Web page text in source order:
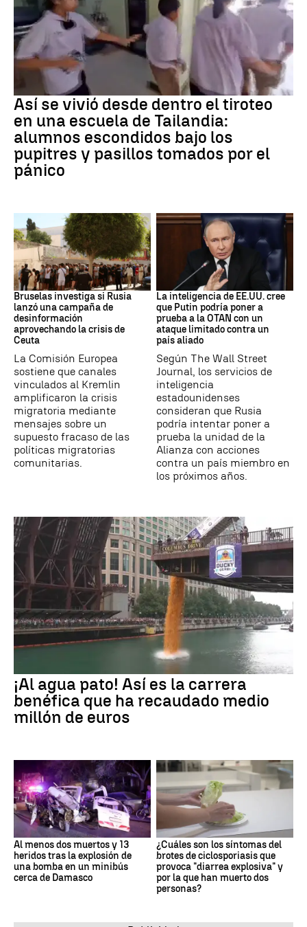
Así se vivió desde dentro el tiroteo
en una escuela de Tailandia:
alumnos escondidos bajo los
pupitres y pasillos tomados por el
pánico
Desinformación rusa
Bruselas investiga si Rusia
lanzó una campaña de
desinformación
aprovechando la crisis de
Ceuta
La Comisión Europea
sostiene que canales
vinculados al Kremlin
amplificaron la crisis
migratoria mediante
mensajes sobre un
supuesto fracaso de las
políticas migratorias
comunitarias.
OTAN
La inteligencia de EE.UU. cree
que Putin podría poner a
prueba a la OTAN con un
ataque limitado contra un
país aliado
Según The Wall Street
Journal, los servicios de
inteligencia
estadounidenses
consideran que Rusia
podría intentar poner a
prueba la unidad de la
Alianza con acciones
contra un país miembro en
los próximos años.
¡Al agua pato! Así es la carrera
benéfica que ha recaudado medio
millón de euros
Al menos dos muertos y 13
heridos tras la explosión de
una bomba en un minibús
cerca de Damasco
¿Cuáles son los síntomas del
brotes de ciclosporiasis que
provoca "diarrea explosiva" y
por la que han muerto dos
personas?